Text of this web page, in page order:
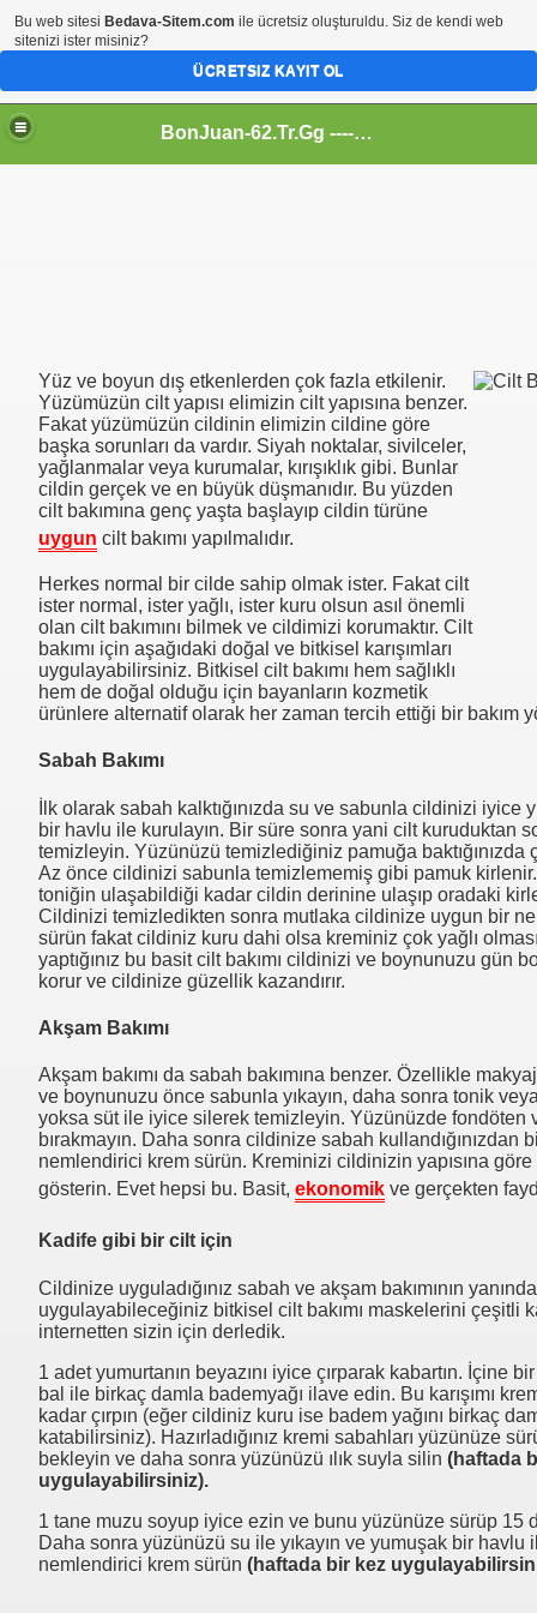
BonJuan-62.Tr.Gg ---- Alemin En Kral Sitesi
Yüz ve boyun dış etkenlerden çok fazla etkilenir.
Yüzümüzün cilt yapısı elimizin cilt yapısına benzer.
Fakat yüzümüzün cildinin elimizin cildine göre
başka sorunları da vardır. Siyah noktalar, sivilceler,
yağlanmalar veya kurumalar, kırışıklık gibi. Bunlar
cildin gerçek ve en büyük düşmanıdır. Bu yüzden
cilt bakımına genç yaşta başlayıp cildin türüne
uygun cilt bakımı yapılmalıdır.
Herkes normal bir cilde sahip olmak ister. Fakat cilt
ister normal, ister yağlı, ister kuru olsun asıl önemli
olan cilt bakımını bilmek ve cildimizi korumaktır. Cilt
bakımı için aşağıdaki doğal ve bitkisel karışımları
uygulayabilirsiniz. Bitkisel cilt bakımı hem sağlıklı
hem de doğal olduğu için bayanların kozmetik
ürünlere alternatif olarak her zaman tercih ettiği bir bakım
Sabah Bakımı
İlk olarak sabah kalktığınızda su ve sabunla cildinizi iyice
bir havlu ile kurulayın. Bir süre sonra yani cilt kuruduktan
temizleyin. Yüzünüzü temizlediğiniz pamuğa baktığınızda
Az önce cildinizi sabunla temizlememiş gibi pamuk
toniğin ulaşabildiği kadar cildin derinine ulaşıp oradaki
Cildinizi temizledikten sonra mutlaka cildinize uygun bir
sürün fakat cildiniz kuru dahi olsa kreminiz çok yağlı
yaptığınız bu basit cilt bakımı cildinizi ve boynunuzu gün
korur ve cildinize güzellik kazandırır.
Akşam Bakımı
Akşam bakımı da sabah bakımına benzer. Özellikle
ve boynunuzu önce sabunla yıkayın, daha sonra tonik
yoksa süt ile iyice silerek temizleyin. Yüzünüzde fondöten
bırakmayın. Daha sonra cildinize sabah kullandığınızdan
nemlendirici krem sürün. Kreminizi cildinizin yapısına
gösterin. Evet hepsi bu. Basit, ekonomik ve gerçekten
Kadife gibi bir cilt için
Cildinize uyguladığınız sabah ve akşam bakımının
uygulayabileceğiniz bitkisel cilt bakımı maskelerini çeşitli
internetten sizin için derledik.
1 adet yumurtanın beyazını iyice çırparak kabartın. İçine
bal ile birkaç damla bademyağı ilave edin. Bu karışımı
kadar çırpın (eğer cildiniz kuru ise badem yağını birkaç
katabilirsiniz). Hazırladığınız kremi sabahları yüzünüze
bekleyin ve daha sonra yüzünüzü ılık suyla silin (haftada
uygulayabilirsiniz).
1 tane muzu soyup iyice ezin ve bunu yüzünüze sürüp 15
Daha sonra yüzünüzü su ile yıkayın ve yumuşak bir havlu
nemlendirici krem sürün (haftada bir kez
Bu web sitesi Bedava-Sitem.com ile ücretsiz oluşturuldu. Siz de kendi web
sitenizi ister misiniz?
ÜCRETSIZ KAYIT OL